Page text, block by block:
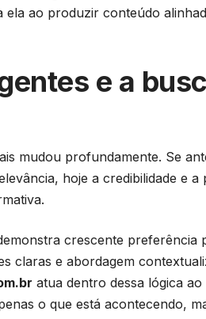
ao produzir conteúdo
e a
mudou profundamente. Se
hoje a credibilidade e
crescente preferência
claras e abordagem
atua dentro dessa lógica
o que está acontecendo,